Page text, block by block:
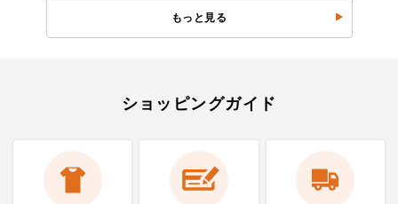
もっと見る
ショッピングガイド